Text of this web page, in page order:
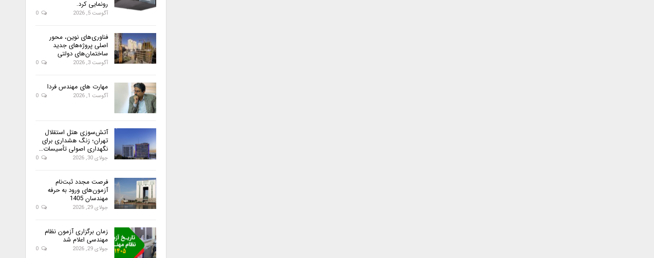
رونمایی کرد.
آگوست 5, 2026
فناوری‌های نوین، محور
اصلی پروژه‌های جدید
ساختمان‌های دولتی
آگوست 3, 2026
مهارت های مهندس فردا
آگوست 1, 2026
آتش‌سوزی هتل استقلال
تهران؛ زنگ هشداری برای
نگهداری اصولی تأسیسات…
جولای 30, 2026
فرصت مجدد ثبت‌نام
آزمون‌های ورود به حرفه
مهندسان 1405
جولای 29, 2026
زمان برگزاری آزمون نظام
مهندسی اعلام شد
جولای 29, 2026